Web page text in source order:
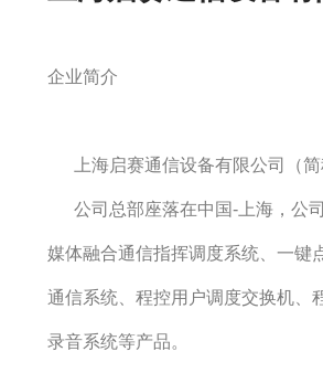
企业简介
上海启赛通信设备有限公司（
公司总部座落在中国-上海，公
媒体融合通信指挥调度系统、一键
通信系统、程控用户调度交换机、
录音系统等产品。